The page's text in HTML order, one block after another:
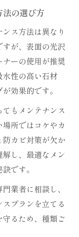
法の選び方
ス方法は異なり
が、表面の光沢
ーの使用が推奨
水性の高い石材
効果的です。
もメンテナンス
所ではコケやカ
カビ対策が欠か
し、最適なメン
です。
業者に相談し、
プランを立てる
るため、種類ご